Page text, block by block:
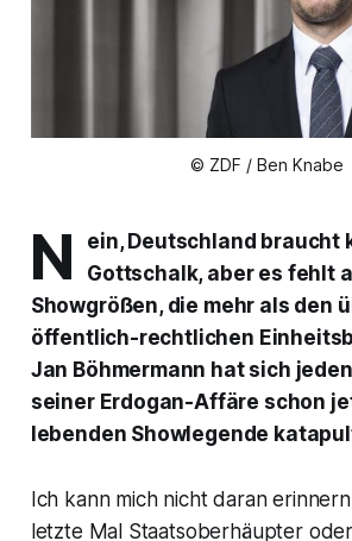
© ZDF / Ben Knabe
N
ein, Deutschland braucht
Gottschalk, aber es fehlt
Showgrößen, die mehr als den
öffentlich-rechtlichen
Jan Böhmermann hat sich
seiner Erdogan-Affäre schon
lebenden Showlegende
Ich kann mich nicht daran
letzte Mal Staatsoberhäupter